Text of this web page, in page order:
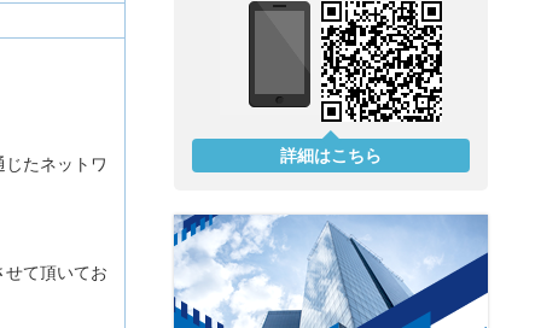
たネットワ
て頂いてお
詳細はこちら